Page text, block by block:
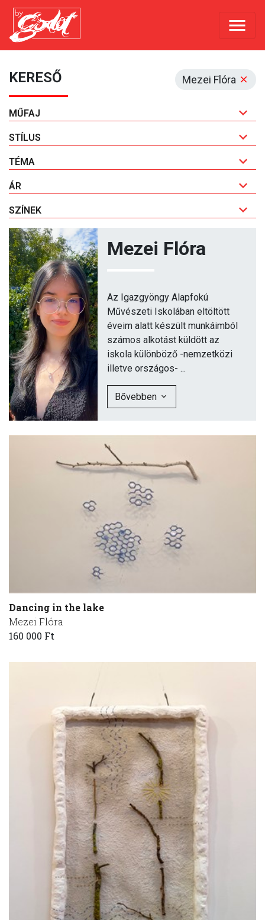
Mezei Flóra
KERESŐ
MŰFAJ
STÍLUS
TÉMA
ÁR
SZÍNEK
Mezei Flóra
Az Igazgyöngy Alapfokú
Művészeti Iskolában eltöltött
éveim alatt készült munkáimból
számos alkotást küldött az
iskola különböző -nemzetközi
illetve országos- ...
Bővebben
Dancing in the lake
Mezei Flóra
160 000 Ft